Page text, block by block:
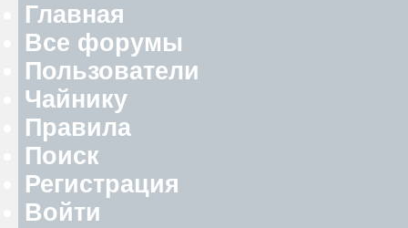
Главная
Все форумы
Пользователи
Чайнику
Правила
Поиск
Регистрация
Войти